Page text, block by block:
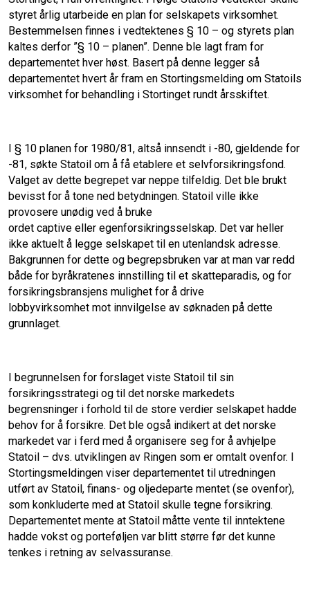
styret årlig utarbeide en plan for selskapets virksomhet.
Bestemmelsen finnes i vedtektenes § 10 – og styrets plan
kaltes derfor ”§ 10 – planen”. Denne ble lagt fram for
departementet hver høst. Basert på denne legger så
departementet hvert år fram en Stortingsmelding om Statoils
virksomhet for behandling i Stortinget rundt årsskiftet.
I § 10 planen for 1980/81, altså innsendt i -80, gjeldende for
-81, søkte Statoil om å få etablere et selvforsikringsfond.
Valget av dette begrepet var neppe tilfeldig. Det ble brukt
bevisst for å tone ned betydningen. Statoil ville ikke
provosere unødig ved å bruke
ordet captive eller egenforsikrings­selskap. Det var heller
ikke aktuelt å legge selskapet til en utenlandsk adresse.
Bakgrunnen for dette og begrepsbruken var at man var redd
både for byråkratenes innstilling til et skatteparadis, og for
forsikringsbransjens mulighet for å drive
lobbyvirksomhet mot innvilgelse av søknaden på dette
grunnlaget.
I begrunnelsen for forslaget viste Statoil til sin
forsikringsstrategi og til det norske markedets
begrensninger i forhold til de store verdier selskapet hadde
behov for å forsikre. Det ble også indikert at det norske
markedet var i ferd med å organisere seg for å avhjelpe
Statoil – dvs. utviklingen av Ringen som er omtalt ovenfor. I
Stortingsmeldingen viser departementet til utredningen
utført av Statoil, finans- og oljedeparte mentet (se ovenfor),
som konkluderte med at Statoil skulle tegne forsikring.
Departementet mente at Statoil måtte vente til inntektene
hadde vokst og porteføljen var blitt større før det kunne
tenkes i retning av selvassuranse.